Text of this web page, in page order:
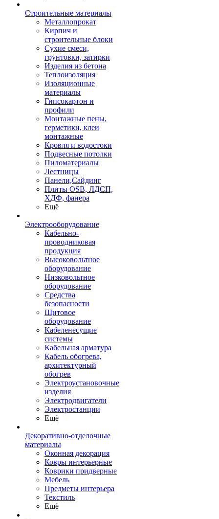
Строительные материалы
Металлопрокат
Кирпич и
строительные блоки
Сухие смеси,
грунтовки, затирки
Изделия из бетона
Теплоизоляция
Изоляционные
материалы
Гипсокартон и
профили
Монтажные пены,
герметики, клеи
монтажные
Кровля и водостоки
Подвесные потолки
Пиломатериалы
Лестницы
Панели,Сайдинг
Плиты OSB, ЛДСП,
ХДФ, фанера
Ещё
Электрооборудование
Кабельно-
проводниковая
продукция
Высоковольтное
оборудование
Низковольтное
оборудование
Средства
безопасности
Щитовое
оборудование
Кабеленесущие
системы
Кабельная арматура
Кабель обогрева,
архитектурный
обогрев
Электроустановочные
изделия
Электродвигатели
Электростанции
Ещё
Декоративно-отделочные
материалы
Оконная декорация
Ковры интерьерные
Коврики придверные
Мебель
Предметы интерьера
Текстиль
Ещё